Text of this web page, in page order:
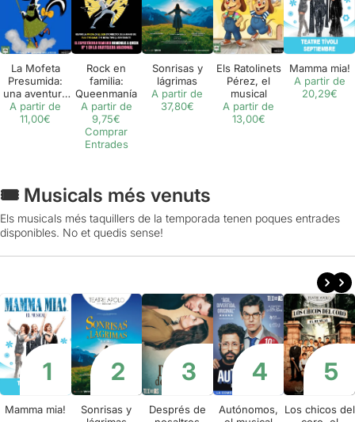
La Mofeta
Presumida:
una aventura
musical per a
tota la família
A partir de
11,00€
Rock en
familia:
Queenmanía
A partir de
9,75€
Comprar
Entrades
Sonrisas y
lágrimas
A partir de
37,80€
Els Ratolinets
Pérez, el
musical
A partir de
13,00€
Mamma mia!
A partir de
20,29€
🎟️ Musicals més venuts
Els musicals més taquillers de la temporada tenen poques entrades
disponibles. No et quedis sense!
Mamma mia!
Sonrisas y
Després de
Autónomos,
Los chicos del